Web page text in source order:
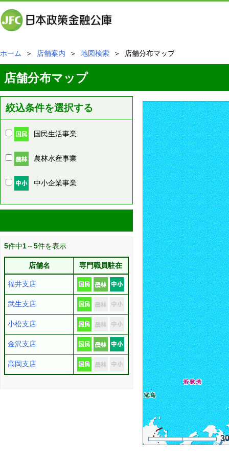
ホーム ＞ 店舗案内 ＞ 地図検索 ＞ 店舗分布マップ
店舗分布マップ
絞込条件を選択する
国民生活事業
農林水産事業
中小企業事業
5件中1～5件を表示
店舗名 専門職員駐在
福井支店
武生支店
小松支店
金沢支店
高岡支店